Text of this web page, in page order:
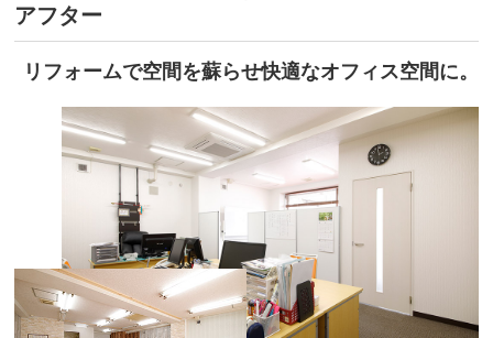
アフター
リフォームで空間を蘇らせ快適なオフィス空間に。